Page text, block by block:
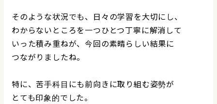
そのような状況でも、日々の学習を大切にし、
わからないところを一つひとつ丁寧に解消して
いった積み重ねが、今回の素晴らしい結果に
つながりましたね。
特に、苦手科目にも前向きに取り組む姿勢が
とても印象的でした。